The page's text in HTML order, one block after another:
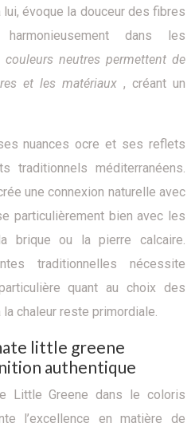
évoque la douceur des fibres
dans les
couleurs neutres permettent de
et les matériaux , créant un
nuances ocre et ses reflets
traditionnels méditerranéens.
une connexion naturelle avec
particulièrement bien avec les
brique ou la pierre calcaire.
traditionnelles nécessite
quant au choix des
chaleur reste primordiale.
little greene
authentique
Little Greene dans le coloris
l’excellence en matière de